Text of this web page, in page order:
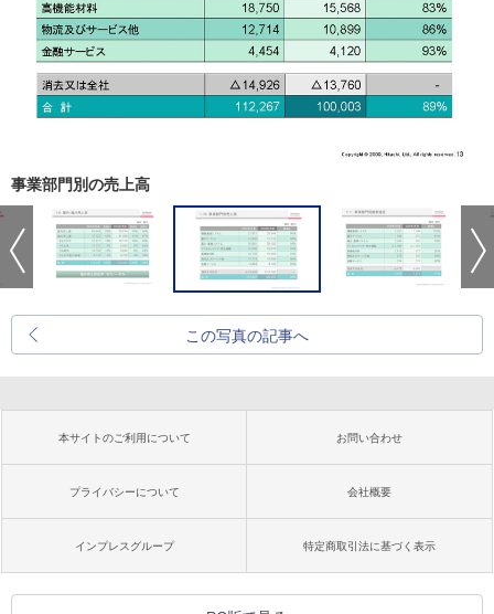
事業部門別の売上高
この写真の記事へ
本サイトのご利用について お問い合わせ
プライバシーについて 会社概要
インプレスグループ 特定商取引法に基づく表示